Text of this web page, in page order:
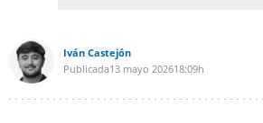
Iván Castejón
Publicada13 mayo 202618:09h